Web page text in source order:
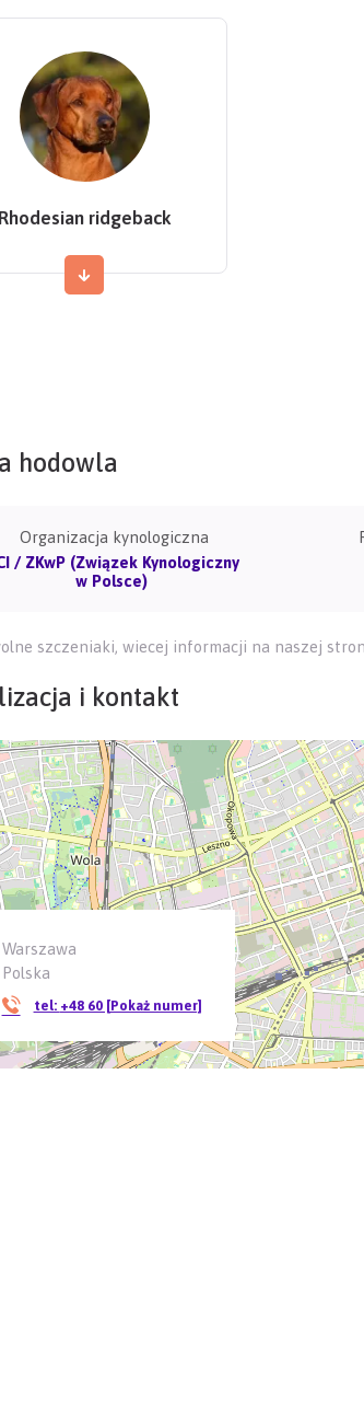
Rhodesian ridgeback
hodowla
Organizacja kynologiczna
/ ZKwP (Związek Kynologiczny
w Polsce)
szczeniaki, wiecej informacji na naszej
i kontakt
Warszawa
Polska
tel: +48 60 [Pokaż numer]